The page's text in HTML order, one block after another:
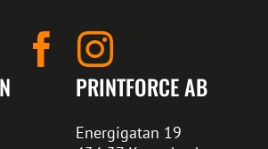
PRINTFORCE AB
Energigatan 19